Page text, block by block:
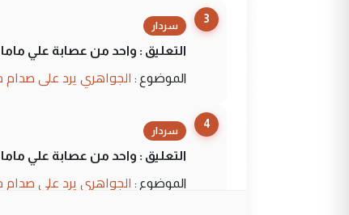
3
سردار
التعليق : واحد من عصابة علي
الموضوع : الجواهري يرد على
4
سردار
التعليق : واحد من عصابة علي
الموضوع : الجواهري يرد على